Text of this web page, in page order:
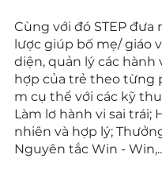
Cùng với đó STEP đưa
lược giúp bố mẹ/ giáo
diện, quản lý các hành
hợp của trẻ theo từng
m cụ thể với các kỹ
Làm lơ hành vi sai trái;
nhiên và hợp lý;
Nguyên tắc Win -